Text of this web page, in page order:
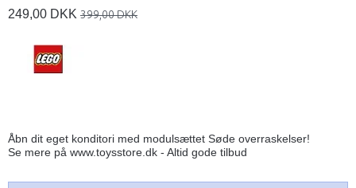
249,00 DKK 399,00 DKK
Åbn dit eget konditori med modulsættet Søde overraskelser!
Se mere på www.toysstore.dk - Altid gode tilbud